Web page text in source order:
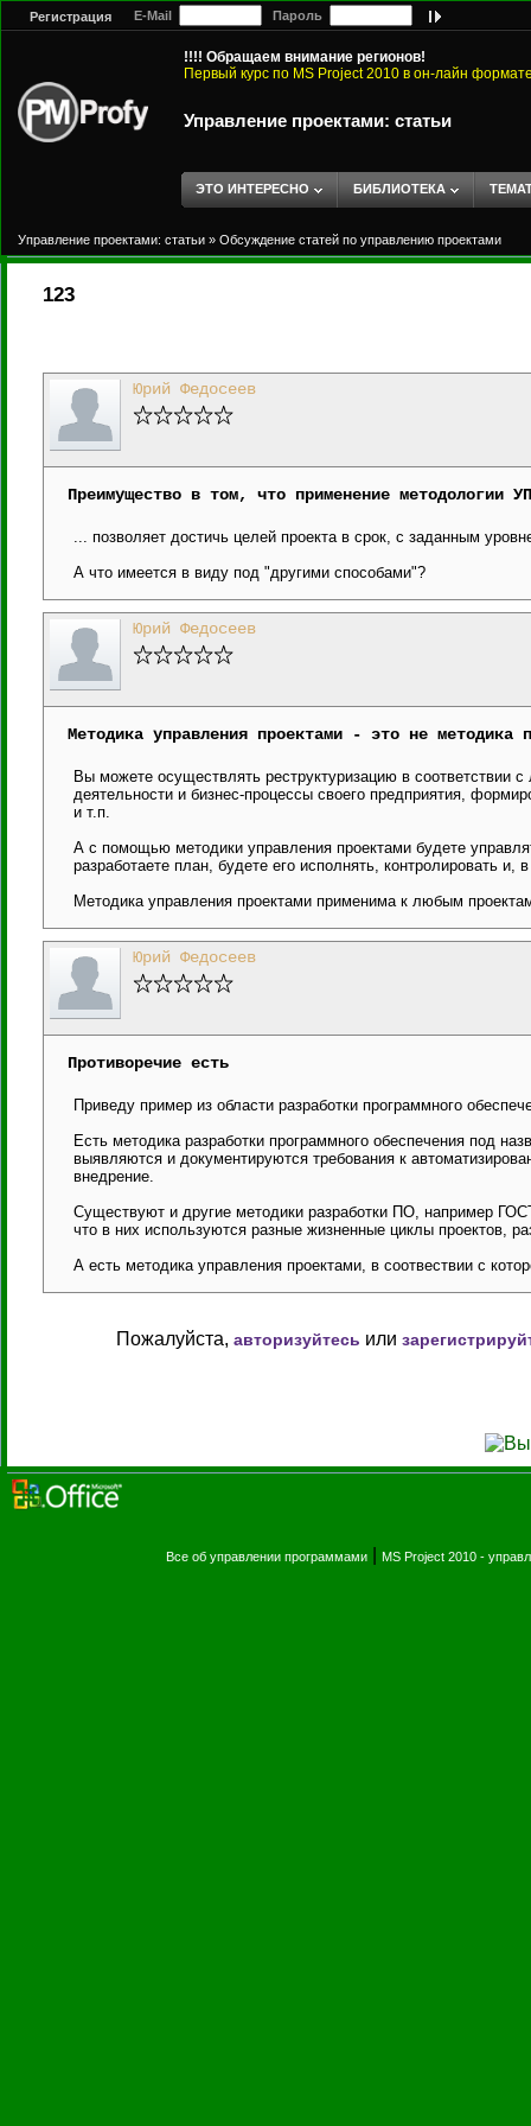
Регистрация E-Mail Пароль
!!!! Обращаем внимание регионов!
Первый курс по MS Project 2010 в он-лайн
Управление проектами: статьи
ЭТО ИНТЕРЕСНО БИБЛИОТЕКА
Управление проектами: статьи » Обсуждение статей по управлению проектами
123
Юрий Федосеев
Преимущество в том, что применение методологии
... позволяет достичь целей проекта в срок, c заданным
А что имеется в виду под "другими способами"?
Юрий Федосеев
Методика управления проектами - это не методика
Вы можете осуществлять реструктуризацию в соответствии
деятельности и бизнес-процессы своего предприятия,
и т.п.
А с помощью методики управления проектами будете
разработаете план, будете его исполнять, контролировать и,
Методика управления проектами применима к любым
Юрий Федосеев
Противоречие есть
Приведу пример из области разработки программного
Есть методика разработки программного обеспечения под
выявляются и документируются требования к
внедрение.
Существуют и другие методики разработки ПО, например
что в них используются разные жизненные циклы проектов,
А есть методика управления проектами, в соотвествии с
Пожалуйста, авторизуйтесь или
Все об управлении программами MS Project 2010 -